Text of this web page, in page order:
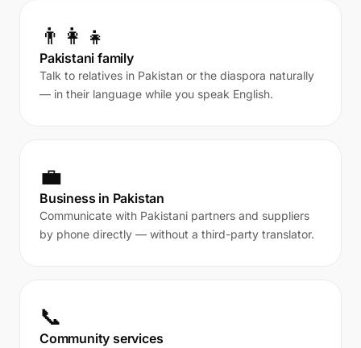
👨‍👩‍👧
Pakistani family
Talk to relatives in Pakistan or the diaspora naturally
— in their language while you speak English.
💼
Business in Pakistan
Communicate with Pakistani partners and suppliers
by phone directly — without a third-party translator.
📞
Community services